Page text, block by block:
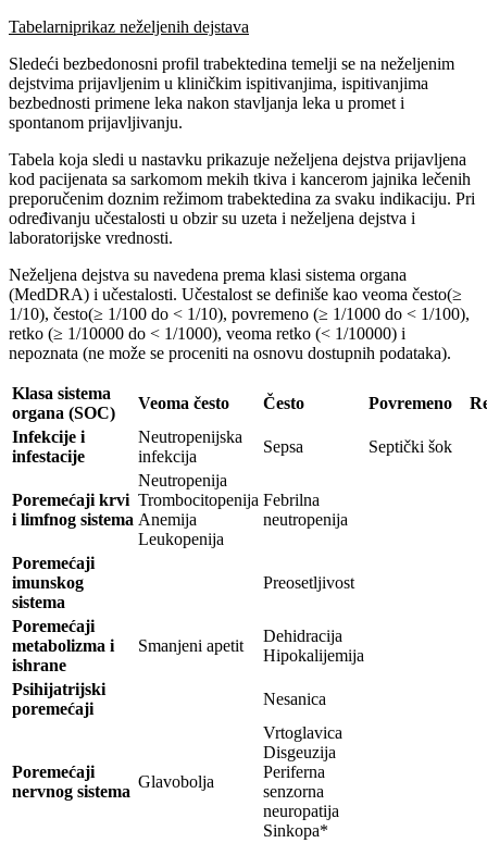
Tabelarniprikaz neželjenih dejstava
Sledeći bezbedonosni profil trabektedina temelji se na neželjenim
dejstvima prijavljenim u kliničkim ispitivanjima, ispitivanjima
bezbednosti primene leka nakon stavljanja leka u promet i
spontanom prijavljivanju.
Tabela koja sledi u nastavku prikazuje neželjena dejstva prijavljena
kod pacijenata sa sarkomom mekih tkiva i kancerom jajnika lečenih
preporučenim doznim režimom trabektedina za svaku indikaciju. Pri
određivanju učestalosti u obzir su uzeta i neželjena dejstva i
laboratorijske vrednosti.
Neželjena dejstva su navedena prema klasi sistema organa
(MedDRA) i učestalosti. Učestalost se definiše kao veoma često(≥
1/10), često(≥ 1/100 do < 1/10), povremeno (≥ 1/1000 do < 1/100),
retko (≥ 1/10000 do < 1/1000), veoma retko (< 1/10000) i
nepoznata (ne može se proceniti na osnovu dostupnih podataka).
Klasa sistema
organa (SOC)
Veoma često Često Povremeno
Infekcije i
infestacije
Neutropenijska
infekcija
Sepsa Septički šok
Poremećaji krvi
i limfnog sistema
Neutropenija
Trombocitopenija
Anemija
Leukopenija
Febrilna
neutropenija
Poremećaji
imunskog
sistema
Preosetljivost
Poremećaji
metabolizma i
ishrane
Smanjeni apetit
Dehidracija
Hipokalijemija
Psihijatrijski
poremećaji
Nesanica
Poremećaji
nervnog sistema
Glavobolja
Vrtoglavica
Disgeuzija
Periferna
senzorna
neuropatija
Sinkopa*